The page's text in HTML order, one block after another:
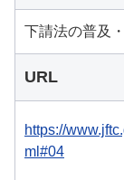
下請法の普及
URL
https://
ml#04